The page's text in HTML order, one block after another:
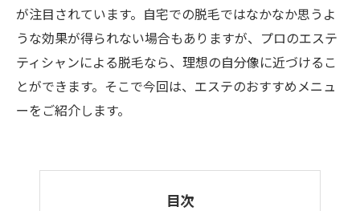
が注目されています。自宅での脱毛ではなかなか思うよ
うな効果が得られない場合もありますが、プロのエステ
ティシャンによる脱毛なら、理想の自分像に近づけるこ
とができます。そこで今回は、エステのおすすめメニュ
ーをご紹介します。
目次